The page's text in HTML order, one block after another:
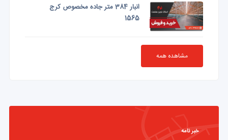
انبار 384 متر جاده مخصوص کرج
1565
مشاهده همه
خبر نامه